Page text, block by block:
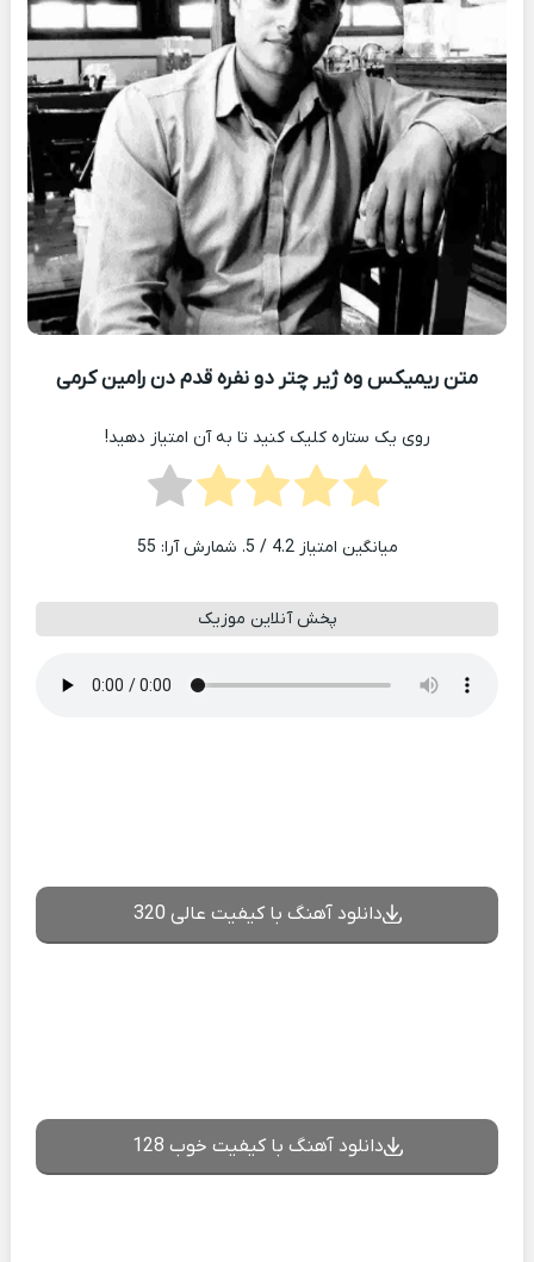
متن ریمیکس وه ژیر چتر دو نفره قدم دن رامین کرمی
روی یک ستاره کلیک کنید تا به آن امتیاز دهید!
میانگین امتیاز4.2 / 5. شمارش آرا: 55
پخش آنلاین موزیک
دانلود آهنگ با کیفیت عالی 320
دانلود آهنگ با کیفیت خوب 128